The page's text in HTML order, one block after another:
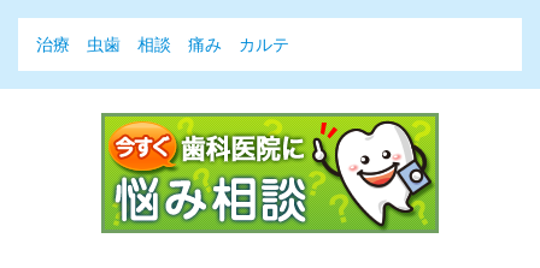
治療 虫歯 相談 痛み カルテ